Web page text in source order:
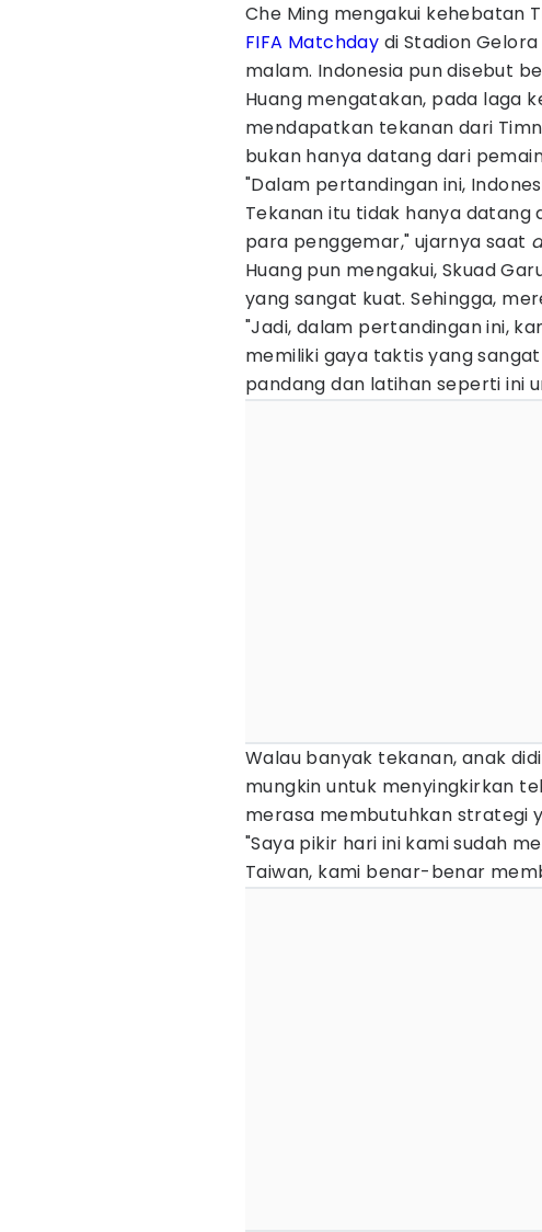
Che Ming mengakui kehebatan
FIFA Matchday di Stadion
malam. Indonesia pun disebut
Huang mengatakan, pada laga
mendapatkan tekanan dari
bukan hanya datang dari
"Dalam pertandingan ini,
Tekanan itu tidak hanya
para penggemar," ujarnya saat
Huang pun mengakui, Skuad
yang sangat kuat. Sehingga,
"Jadi, dalam pertandingan ini,
memiliki gaya taktis yang
pandang dan latihan seperti ini
Walau banyak tekanan, anak
mungkin untuk menyingkirkan
merasa membutuhkan strategi
"Saya pikir hari ini kami sudah
Taiwan, kami benar-benar